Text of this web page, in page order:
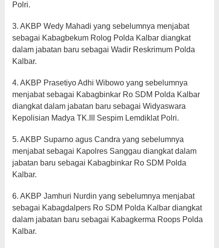
Polri.
3. AKBP Wedy Mahadi yang sebelumnya menjabat
sebagai Kabagbekum Rolog Polda Kalbar diangkat
dalam jabatan baru sebagai Wadir Reskrimum Polda
Kalbar.
4. AKBP Prasetiyo Adhi Wibowo yang sebelumnya
menjabat sebagai Kabagbinkar Ro SDM Polda Kalbar
diangkat dalam jabatan baru sebagai Widyaswara
Kepolisian Madya TK.III Sespim Lemdiklat Polri.
5. AKBP Suparno agus Candra yang sebelumnya
menjabat sebagai Kapolres Sanggau diangkat dalam
jabatan baru sebagai Kabagbinkar Ro SDM Polda
Kalbar.
6. AKBP Jamhuri Nurdin yang sebelumnya menjabat
sebagai Kabagdalpers Ro SDM Polda Kalbar diangkat
dalam jabatan baru sebagai Kabagkerma Roops Polda
Kalbar.